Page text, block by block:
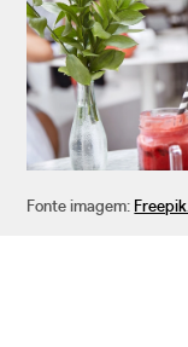
Fonte imagem: